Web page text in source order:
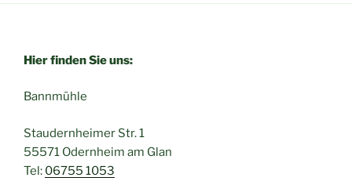
Hier finden Sie uns:
Bannmühle
Staudernheimer Str. 1
55571 Odernheim am Glan
Tel: 06755 1053